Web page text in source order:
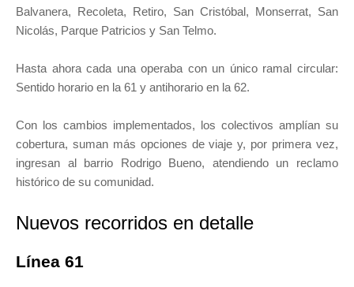
Balvanera, Recoleta, Retiro, San Cristóbal, Monserrat, San
Nicolás, Parque Patricios y San Telmo.
Hasta ahora cada una operaba con un único ramal circular:
Sentido horario en la 61 y antihorario en la 62.
Con los cambios implementados, los colectivos amplían su
cobertura, suman más opciones de viaje y, por primera vez,
ingresan al barrio Rodrigo Bueno, atendiendo un reclamo
histórico de su comunidad.
Nuevos recorridos en detalle
Línea 61